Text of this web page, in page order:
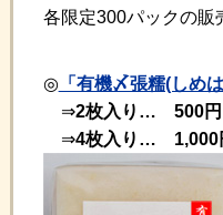
各限定300パックの販
◎ 「有機〆張糯(しめ
⇒2枚入り… 500円
⇒4枚入り… 1,000